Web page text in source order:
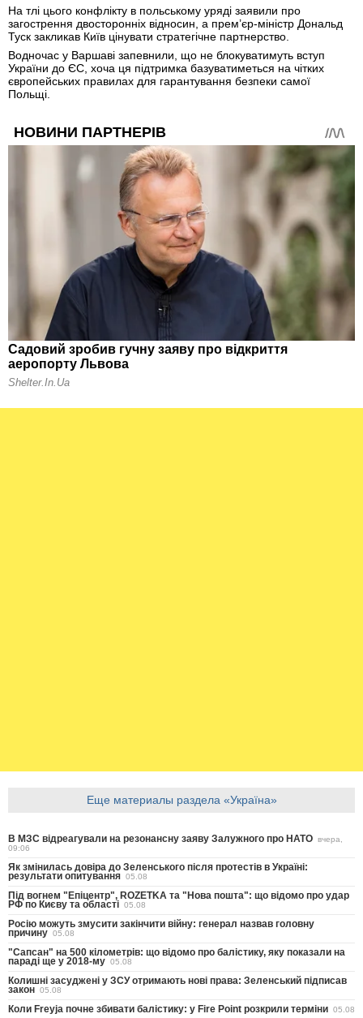
На тлі цього конфлікту в польському уряді заявили про
загострення двосторонніх відносин, а прем’єр-міністр Дональд
Туск закликав Київ цінувати стратегічне партнерство.
Водночас у Варшаві запевнили, що не блокуватимуть вступ
України до ЄС, хоча ця підтримка базуватиметься на чітких
європейських правилах для гарантування безпеки самої
Польщі.
Еще материалы раздела «Україна»
В МЗС відреагували на резонансну заяву Залужного про НАТО вчера,
09:06
Як змінилась довіра до Зеленського після протестів в Україні:
результати опитування 05.08
Під вогнем "Епіцентр", ROZETKA та "Нова пошта": що відомо про удар
РФ по Києву та області 05.08
Росію можуть змусити закінчити війну: генерал назвав головну
причину 05.08
"Сапсан" на 500 кілометрів: що відомо про балістику, яку показали на
параді ще у 2018-му 05.08
Колишні засуджені у ЗСУ отримають нові права: Зеленський підписав
закон 05.08
Коли Freyja почне збивати балістику: у Fire Point розкрили терміни 05.08